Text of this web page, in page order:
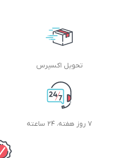
تحویل اکسپرس
۷ روز هفته، ۲۴ ساعته